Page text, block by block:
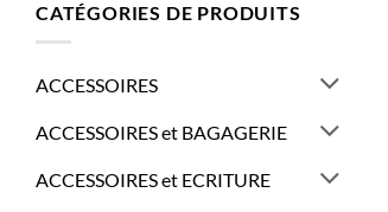
CATÉGORIES DE PRODUITS
ACCESSOIRES
ACCESSOIRES et BAGAGERIE
ACCESSOIRES et ECRITURE